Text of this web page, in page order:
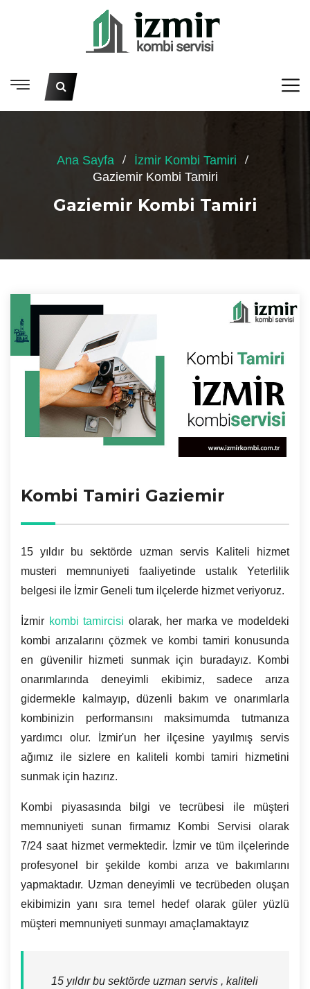
Ana Sayfa
İzmir Kombi Tamiri
Gaziemir Kombi Tamiri
Gaziemir Kombi Tamiri
Kombi Tamiri Gaziemir
15 yıldır bu sektörde uzman servis Kaliteli hizmet
musteri memnuniyeti faaliyetinde ustalık Yeterlilik
belgesi ile İzmir Geneli tum ilçelerde hizmet veriyoruz.
İzmir kombi tamircisi olarak, her marka ve modeldeki
kombi arızalarını çözmek ve kombi tamiri konusunda
en güvenilir hizmeti sunmak için buradayız. Kombi
onarımlarında deneyimli ekibimiz, sadece arıza
gidermekle kalmayıp, düzenli bakım ve onarımlarla
kombinizin performansını maksimumda tutmanıza
yardımcı olur. İzmir'un her ilçesine yayılmış servis
ağımız ile sizlere en kaliteli kombi tamiri hizmetini
sunmak için hazırız.
Kombi piyasasında bilgi ve tecrübesi ile müşteri
memnuniyeti sunan firmamız Kombi Servisi olarak
7/24 saat hizmet vermektedir. İzmir ve tüm ilçelerinde
profesyonel bir şekilde kombi arıza ve bakımlarını
yapmaktadır. Uzman deneyimli ve tecrübeden oluşan
ekibimizin yanı sıra temel hedef olarak güler yüzlü
müşteri memnuniyeti sunmayı amaçlamaktayız
15 yıldır bu sektörde uzman servis , kaliteli